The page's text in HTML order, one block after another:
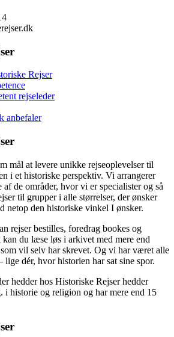
Rejser
rejseleder
anbefaler
mål at levere unikke rejseoplevelser til
i et historiske perspektiv. Vi arrangerer
de områder, hvor vi er specialister og så
til grupper i alle størrelser, der ønsker
netop den historiske vinkel I ønsker.
rejser bestilles, foredrag bookes og
kan du læse løs i arkivet med mere end
vil selv har skrevet. Og vi har været alle
lige dér, hvor historien har sat sine spor.
hedder hos Historiske Rejser hedder
i historie og religion og har mere end 15